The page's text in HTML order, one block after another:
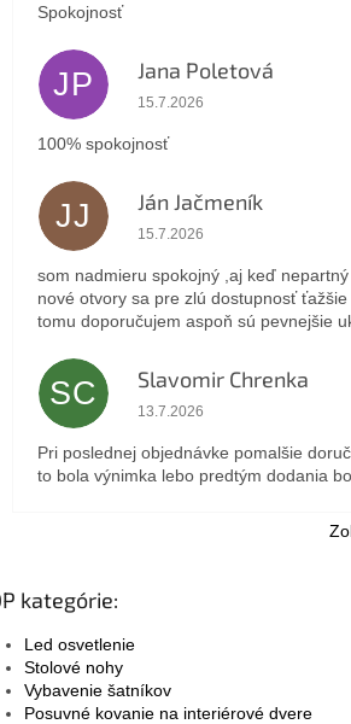
Spokojnosť
JP Jana Poletová
Hodnotenie obchodu je 5 z
15.7.2026
100% spokojnosť
JJ Ján Jačmeník
Hodnotenie obchodu je 5 z
15.7.2026
som nadmieru spokojný ,aj keď
nové otvory sa pre zlú dostupnosť ťažšie
tomu doporučujem aspoň sú pevnejšie
SC Slavomir Chrenka
Hodnotenie obchodu je 5 z
13.7.2026
Pri poslednej objednávke pomalšie
to bola výnimka lebo predtým dodania
kategórie:
Led osvetlenie
Stolové nohy
Vybavenie šatníkov
Posuvné kovanie na interiérové dvere